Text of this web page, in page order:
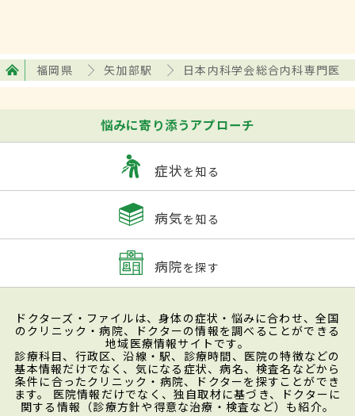
福岡県 矢加部駅 日本内科学会総合内科専門医
悩みに寄り添うアプローチ
症状を知る
病気を知る
病院を探す
ドクターズ・ファイルは、身体の症状・悩みに合わせ、全国
のクリニック・病院、ドクターの情報を調べることができる
地域医療情報サイトです。
診療科目、行政区、沿線・駅、診療時間、医院の特徴などの
基本情報だけでなく、気になる症状、病名、検査名などから
条件に合ったクリニック・病院、ドクターを探すことができ
ます。 医院情報だけでなく、独自取材に基づき、ドクターに
関する情報（診療方針や得意な治療・検査など）も紹介。